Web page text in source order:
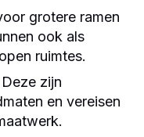
grotere ramen
ook als
ruimtes.
Deze zijn
en vereisen